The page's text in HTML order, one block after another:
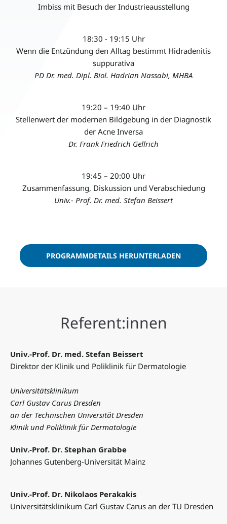
Imbiss mit Besuch der Industrieausstellung
18:30 - 19:15 Uhr
Wenn die Entzündung den Alltag bestimmt Hidradenitis
suppurativa
PD Dr. med. Dipl. Biol. Hadrian Nassabi, MHBA
19:20 – 19:40 Uhr
Stellenwert der modernen Bildgebung in der Diagnostik
der Acne Inversa
Dr. Frank Friedrich Gellrich
19:45 – 20:00 Uhr
Zusammenfassung, Diskussion und Verabschiedung
Univ.- Prof. Dr. med. Stefan Beissert
PROGRAMMDETAILS HERUNTERLADEN
Referent:innen
Univ.-Prof. Dr. med. Stefan Beissert
Direktor der Klinik und Poliklinik für Dermatologie
Universitätsklinikum
Carl Gustav Carus Dresden
an der Technischen Universität Dresden
Klinik und Poliklinik für Dermatologie
Univ.-Prof. Dr. Stephan Grabbe
Johannes Gutenberg-Universität Mainz
Univ.-Prof. Dr. Nikolaos Perakakis
Universitätsklinikum Carl Gustav Carus an der TU Dresden